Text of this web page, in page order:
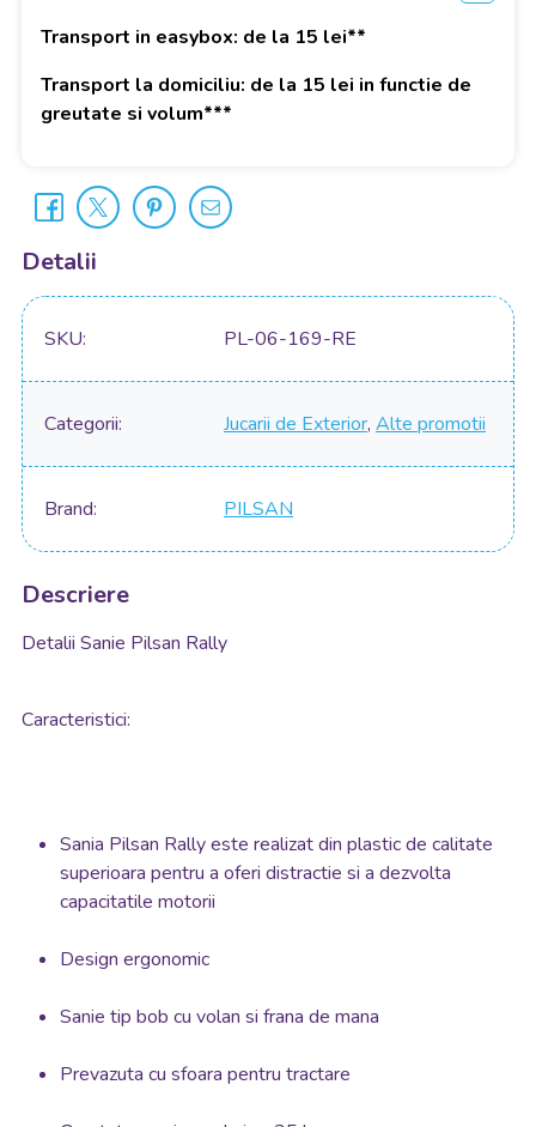
Transport in easybox: de la 15 lei**
Transport la domiciliu: de la 15 lei in functie de
greutate si volum***
Detalii
SKU PL-06-169-RE
Categorii Jucarii de Exterior, Alte promotii
Brand PILSAN
Descriere
Detalii Sanie Pilsan Rally
Caracteristici:
Sania Pilsan Rally este realizat din plastic de calitate
superioara pentru a oferi distractie si a dezvolta
capacitatile motorii
Design ergonomic
Sanie tip bob cu volan si frana de mana
Prevazuta cu sfoara pentru tractare